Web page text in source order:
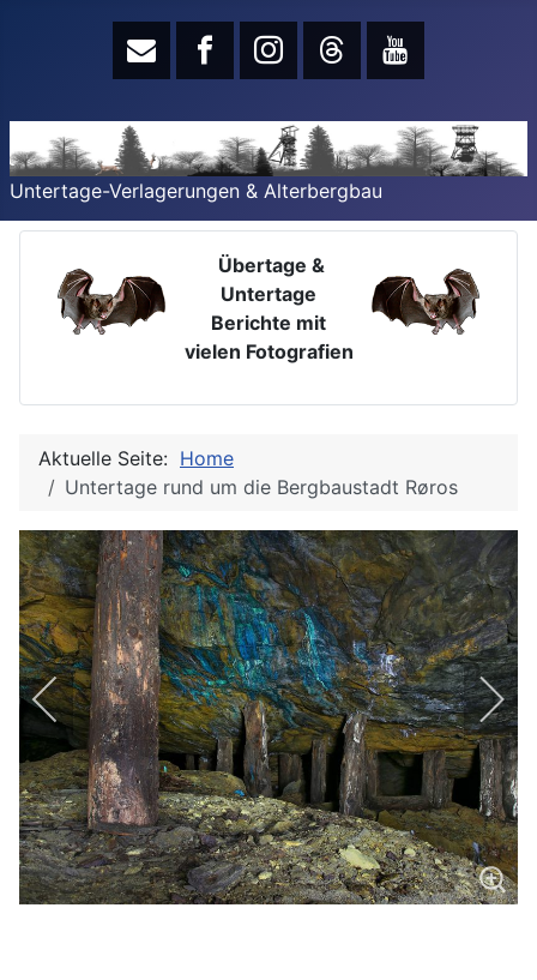
Untertage-Verlagerungen & Alterbergbau
Übertage &
Untertage
Berichte mit
vielen Fotografien
Aktuelle Seite: Home
Untertage rund um die Bergbaustadt Røros